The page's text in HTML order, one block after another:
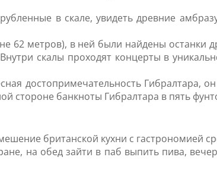
в скале, увидеть древние
62 метров), в ней были найдены останки
скалы проходят концерты в
достопримечательность Гибралтара,
стороне банкноты Гибралтара в пять
британской кухни с гастрономией
на обед зайти в паб выпить пива,